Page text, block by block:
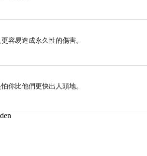
容易造成永久性的傷害。
你比他們更快出人頭地。